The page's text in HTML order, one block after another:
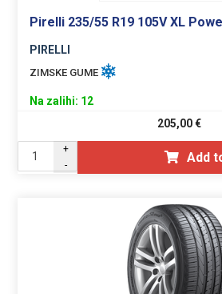
Pirelli 235/55 R19 105V XL
PIRELLI
ZIMSKE GUME
Na zalihi: 12
205,00€
+
-
Add